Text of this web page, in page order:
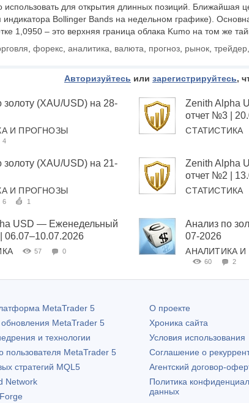
использовать для открытия длинных позиций. Ближайшая
индикатора Bollinger Bands на недельном графике).
1,0950 – это верхняя граница облака Kumo на том же
форекс аналитика валюта прогноз рынок трейдер
Авторизуйтесь или зарегистрируйтесь,
золоту (XAU/USD) на 28-
И ПРОГНОЗЫ
4
Zenith Alpha
отчет №3 |
СТАТИСТИКА
золоту (XAU/USD) на 21-
И ПРОГНОЗЫ
6 1
Zenith Alpha
отчет №2 |
СТАТИСТИКА
USD — Еженедельный
06.07–10.07.2026
57 0
Анализ по
07-2026
АНАЛИТИКА
60 2
MetaTrader 5
MetaTrader 5
и технологии
пользователя MetaTrader 5
стратегий MQL5
Network
О проекте
Хроника сайта
Условия использования
Соглашение о
Агентский договор-
Политика
данных